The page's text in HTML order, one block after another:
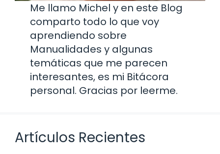
Me llamo Michel y en este Blog
comparto todo lo que voy
aprendiendo sobre
Manualidades y algunas
temáticas que me parecen
interesantes, es mi Bitácora
personal. Gracias por leerme.
Artículos Recientes